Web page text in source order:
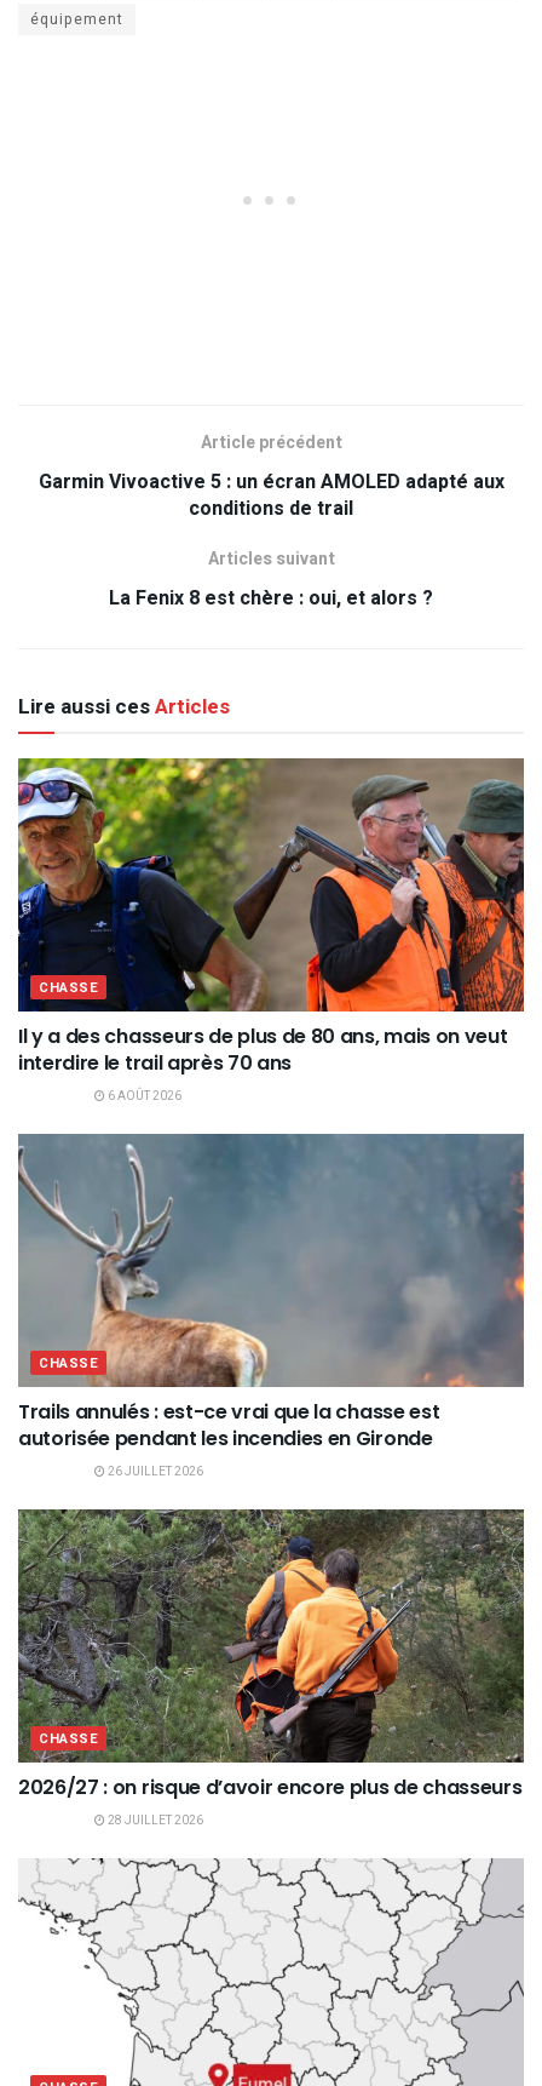
équipement
Article précédent
Garmin Vivoactive 5 : un écran AMOLED adapté aux
conditions de trail
Articles suivant
La Fenix 8 est chère : oui, et alors ?
Lire aussi cesArticles
CHASSE
Il y a des chasseurs de plus de 80 ans, mais on veut
interdire le trail après 70 ans
6 AOÛT 2026
CHASSE
Trails annulés : est-ce vrai que la chasse est
autorisée pendant les incendies en Gironde
26 JUILLET 2026
CHASSE
2026/27 : on risque d’avoir encore plus de chasseurs
28 JUILLET 2026